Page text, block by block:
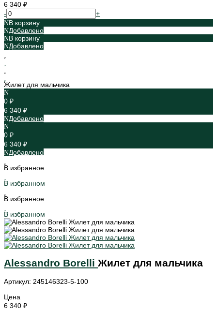
6 340 ₽
-
+
В корзину
Добавлено
В корзину
Добавлено
Жилет для мальчика
0 ₽
6 340 ₽
Добавлено
0 ₽
6 340 ₽
Добавлено
В избранное
В избранном
В избранное
В избранном
Alessandro Borelli Жилет для мальчика
Артикул: 245146323-5-100
Цена
6 340 ₽